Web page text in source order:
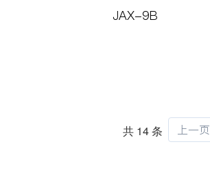
JAX-9B
共 14 条 上一页